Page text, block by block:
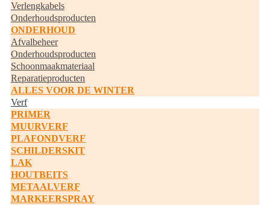
Verlengkabels
Onderhoudsproducten
ONDERHOUD
Afvalbeheer
Onderhoudsproducten
Schoonmaakmateriaal
Reparatieproducten
ALLES VOOR DE WINTER
Verf
PRIMER
MUURVERF
PLAFONDVERF
SCHILDERSKIT
LAK
HOUTBEITS
METAALVERF
MARKEERSPRAY